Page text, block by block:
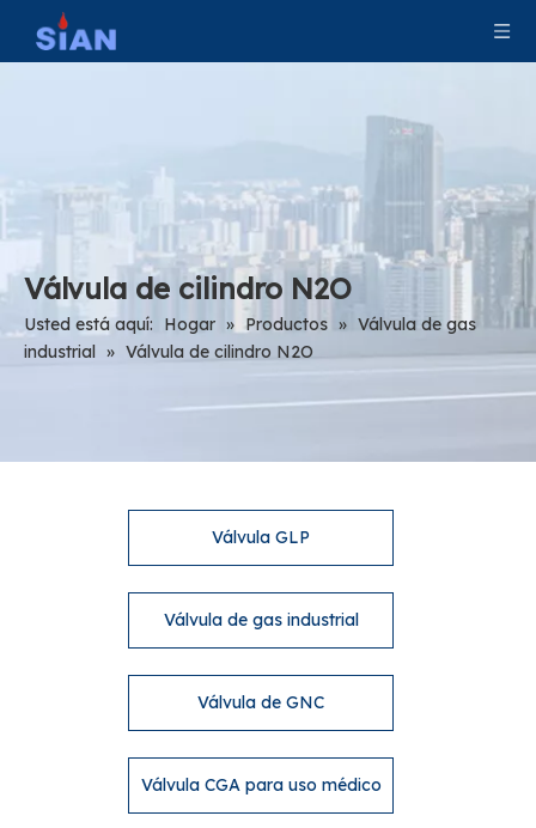
Válvula de cilindro N2O
Usted está aquí: Hogar » Productos » Válvula de gas
industrial » Válvula de cilindro N2O
Válvula GLP
Válvula de gas industrial
Válvula de GNC
Válvula CGA para uso médico